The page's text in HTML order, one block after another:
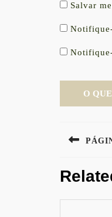
Salvar
de
Post
post: